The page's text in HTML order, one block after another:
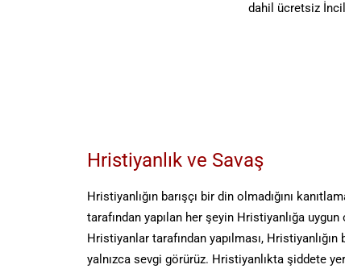
dahil ücretsiz
Hristiyanlık ve Savaş
Hristiyanlığın barışçı bir din olmadığını
tarafından yapılan her şeyin Hristiyanlığa
Hristiyanlar tarafından yapılması,
yalnızca sevgi görürüz. Hristiyanlıkta şiddete